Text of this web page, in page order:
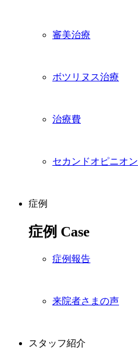
審美治療
ボツリヌス治療
治療費
セカンドオピニオン
症例
症例 Case
症例報告
来院者さまの声
スタッフ紹介